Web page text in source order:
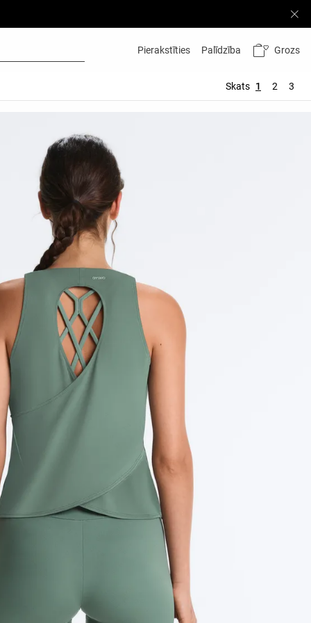
Pierakstīties Palīdzība Grozs
Skats 1 2 3